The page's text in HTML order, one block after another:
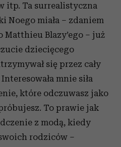
itp. Ta surrealistyczna
Noego miała – zdaniem
Blazy’ego – już
dziecięcego
się przez cały
mnie siła
które odczuwasz jako
To prawie jak
z modą, kiedy
rodziców –